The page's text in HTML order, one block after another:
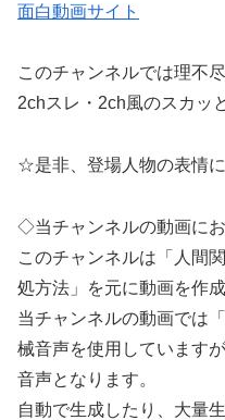
面白動画サイト
このチャンネルでは理不
2chスレ・2ch風のスカッ
☆是非、登場人物の表情に
◇当チャンネルの動画に
このチャンネルは「人間
処方法」を元に動画を作
当チャンネルの動画では
械音声を使用しています
音声となります。
自動で生成したり、大量